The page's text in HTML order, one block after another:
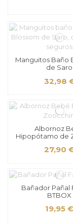
Manguitos Baño
de Saro
32,98
Albornoz
Hipopótamo de
27,90
Bañador Pañal
BTBOX
19,95 €